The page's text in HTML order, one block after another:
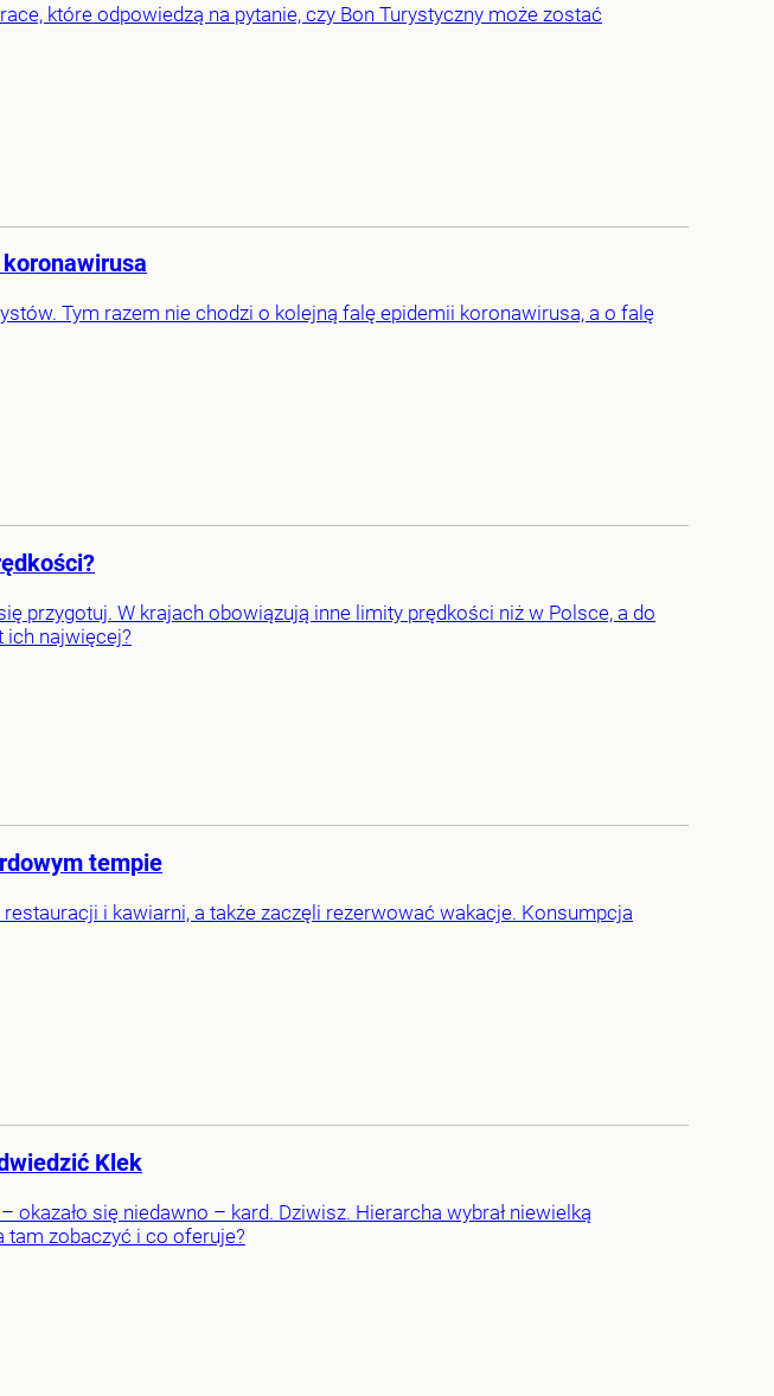
które odpowiedzą na pytanie, czy Bon Turystyczny może zostać
Tym razem nie chodzi o kolejną falę epidemii koronawirusa, a o falę
przygotuj. W krajach obowiązują inne limity prędkości niż w Polsce, a do
ich najwięcej?
tempie
i kawiarni, a także zaczęli rezerwować wakacje. Konsumpcja
Klek
się niedawno – kard. Dziwisz. Hierarcha wybrał niewielką
zobaczyć i co oferuje?